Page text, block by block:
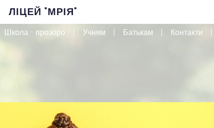
ЛІЦЕЙ "МРІЯ"
Школа - прозоро Учням Батькам Контакти